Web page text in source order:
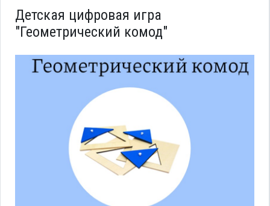
Детская цифровая игра
"Геометрический комод"